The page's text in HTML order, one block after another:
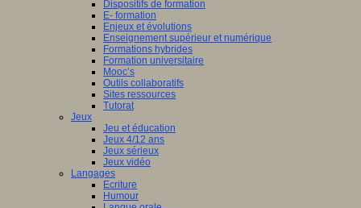
Dispositifs de formation
E- formation
Enjeux et évolutions
Enseignement supérieur et numérique
Formations hybrides
Formation universitaire
Mooc’s
Outils collaboratifs
Sites ressources
Tutorat
Jeux
Jeu et éducation
Jeux 4/12 ans
Jeux sérieux
Jeux vidéo
Langages
Ecriture
Humour